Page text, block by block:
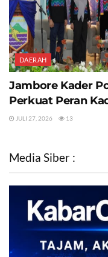
DAERAH
Jambore Kader
Perkuat Peran
JULI 27, 2026 13
Media Siber :